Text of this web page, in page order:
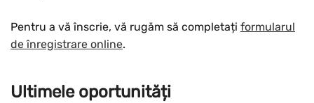
Pentru a vă înscrie, vă rugăm să completați formularul
de înregistrare online.
Ultimele oportunități